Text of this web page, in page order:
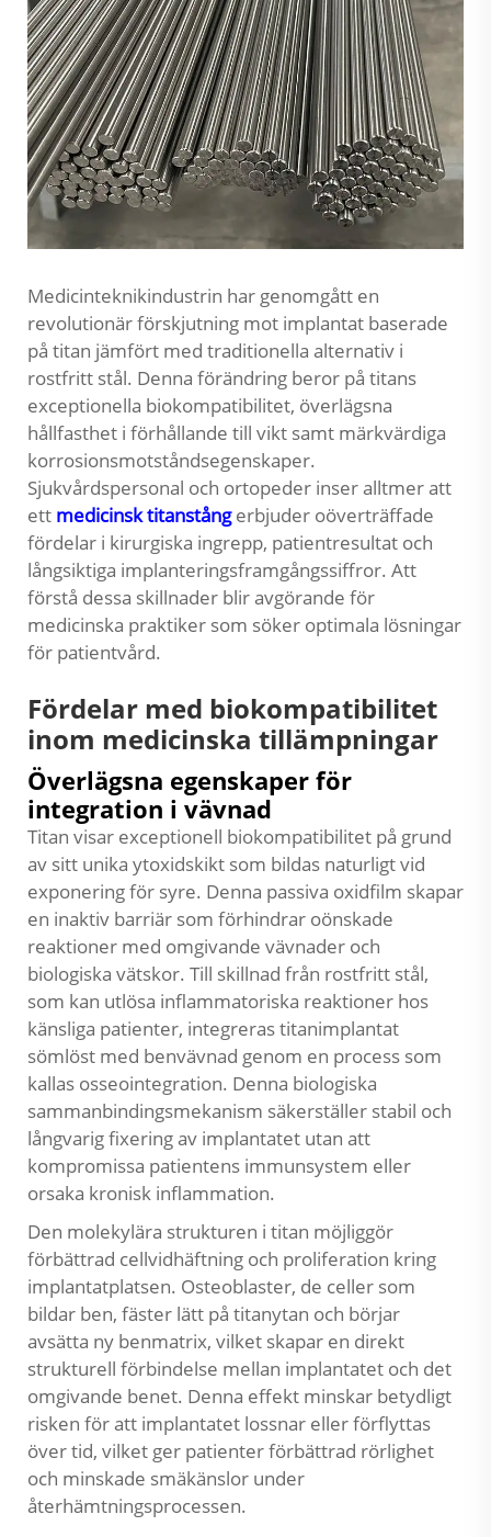
Medicinteknikindustrin har genomgått en
revolutionär förskjutning mot implantat baserade
på titan jämfört med traditionella alternativ i
rostfritt stål. Denna förändring beror på titans
exceptionella biokompatibilitet, överlägsna
hållfasthet i förhållande till vikt samt märkvärdiga
korrosionsmotståndsegenskaper.
Sjukvårdspersonal och ortopeder inser alltmer att
ett medicinsk titanstångerbjuder oöverträffade
fördelar i kirurgiska ingrepp, patientresultat och
långsiktiga implanteringsframgångssiffror. Att
förstå dessa skillnader blir avgörande för
medicinska praktiker som söker optimala lösningar
för patientvård.
Fördelar med biokompatibilitet
inom medicinska tillämpningar
Överlägsna egenskaper för
integration i vävnad
Titan visar exceptionell biokompatibilitet på grund
av sitt unika ytoxidskikt som bildas naturligt vid
exponering för syre. Denna passiva oxidfilm skapar
en inaktiv barriär som förhindrar oönskade
reaktioner med omgivande vävnader och
biologiska vätskor. Till skillnad från rostfritt stål,
som kan utlösa inflammatoriska reaktioner hos
känsliga patienter, integreras titanimplantat
sömlöst med benvävnad genom en process som
kallas osseointegration. Denna biologiska
sammanbindingsmekanism säkerställer stabil och
långvarig fixering av implantatet utan att
kompromissa patientens immunsystem eller
orsaka kronisk inflammation.
Den molekylära strukturen i titan möjliggör
förbättrad cellvidhäftning och proliferation kring
implantatplatsen. Osteoblaster, de celler som
bildar ben, fäster lätt på titanytan och börjar
avsätta ny benmatrix, vilket skapar en direkt
strukturell förbindelse mellan implantatet och det
omgivande benet. Denna effekt minskar betydligt
risken för att implantatet lossnar eller förflyttas
över tid, vilket ger patienter förbättrad rörlighet
och minskade smäkänslor under
återhämtningsprocessen.